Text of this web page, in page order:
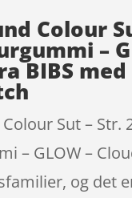
Colour
–
BIBS med
Sut – Str.
– GLOW –
og det